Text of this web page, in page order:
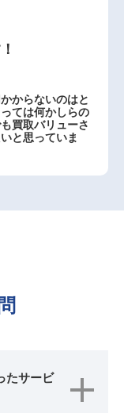
からないのはと
ては何かしらの
買取バリューさ
と思っていま
たサービ